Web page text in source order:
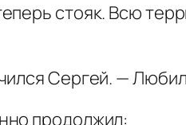
стояк. Всю
Сергей. — Любил
продолжил: